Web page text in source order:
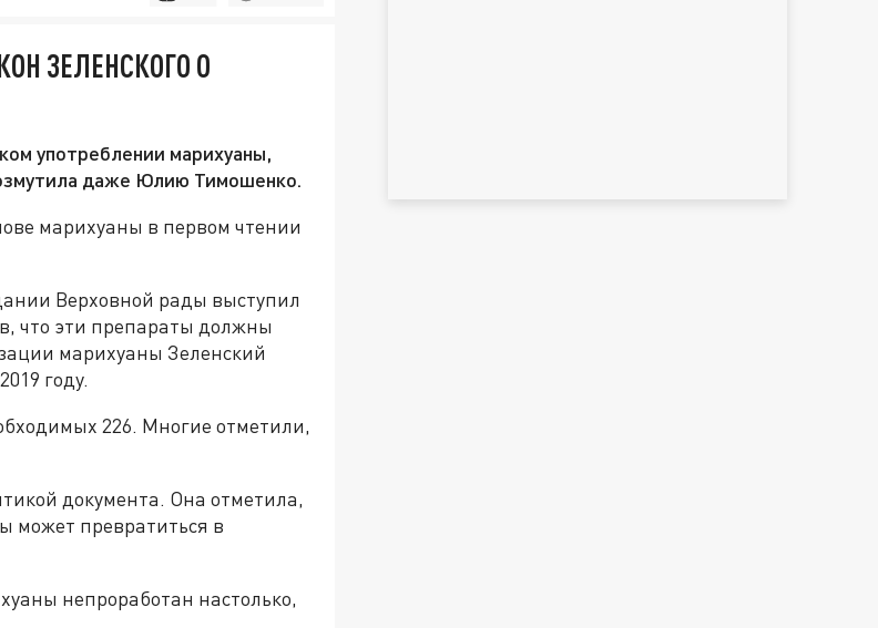
ЗЕЛЕНСКОГО О
употреблении марихуаны,
даже Юлию Тимошенко.
марихуаны в первом чтении
Верховной рады выступил
что эти препараты должны
марихуаны Зеленский
году.
226. Многие отметили,
документа. Она отметила,
может превратиться в
непроработан настолько,